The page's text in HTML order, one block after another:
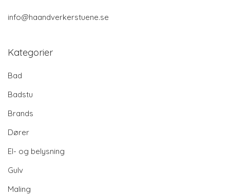
info@haandverkerstuene.se
Kategorier
Bad
Badstu
Brands
Dører
El- og belysning
Gulv
Maling